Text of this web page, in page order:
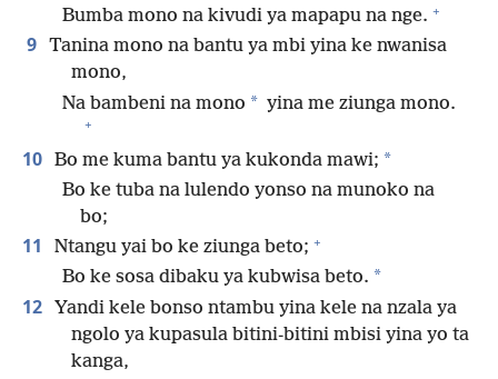
Bumba mono na kivudi ya mapapu na nge. +
9 Tanina mono na bantu ya mbi yina ke nwanisa
mono,
Na bambeni na mono * yina me ziunga mono.
+
10 Bo me kuma bantu ya kukonda mawi; *
Bo ke tuba na lulendo yonso na munoko na
bo;
11 Ntangu yai bo ke ziunga beto; +
Bo ke sosa dibaku ya kubwisa beto. *
12 Yandi kele bonso ntambu yina kele na nzala ya
ngolo ya kupasula bitini-bitini mbisi yina yo ta
kanga,